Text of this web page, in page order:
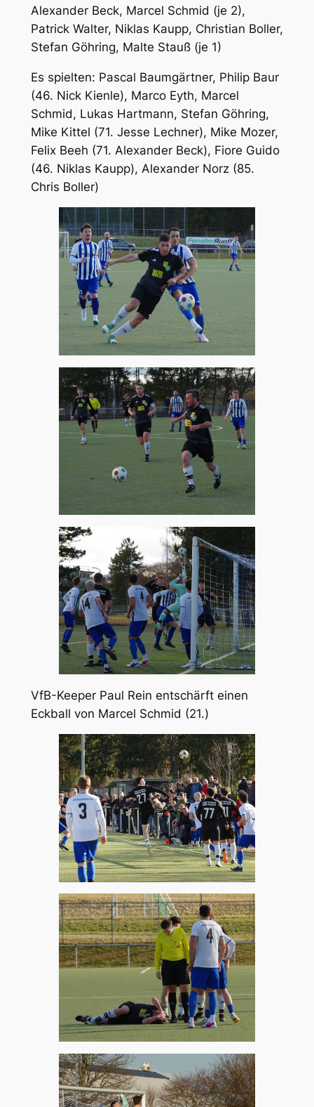
Alexander Beck, Marcel Schmid (je 2),
Patrick Walter, Niklas Kaupp, Christian Boller,
Stefan Göhring, Malte Stauß (je 1)
Es spielten: Pascal Baumgärtner, Philip Baur
(46. Nick Kienle), Marco Eyth, Marcel
Schmid, Lukas Hartmann, Stefan Göhring,
Mike Kittel (71. Jesse Lechner), Mike Mozer,
Felix Beeh (71. Alexander Beck), Fiore Guido
(46. Niklas Kaupp), Alexander Norz (85.
Chris Boller)
VfB-Keeper Paul Rein entschärft einen
Eckball von Marcel Schmid (21.)